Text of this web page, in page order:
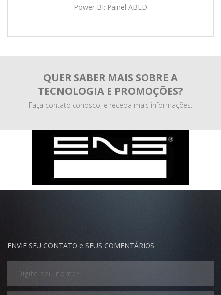
Power BI: Painel ABED
QUER SABER MAIS SOBRE A
TECNOLOGIA E PROMOÇÕES?
Faça contato conosco, e receba mais informações:
ENVIE SEU CONTATO e SEUS COMENTÁRIOS